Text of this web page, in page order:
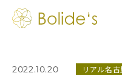
2022.10.20 リアル名古